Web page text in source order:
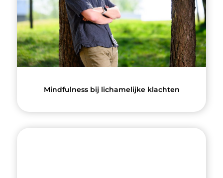
Mindfulness bij lichamelijke klachten